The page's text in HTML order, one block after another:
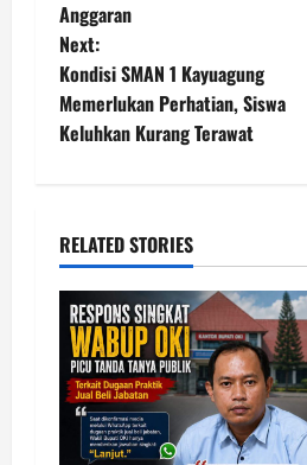
t
n
a
i
g
a
t
Anggaran
Next:
Kondisi SMAN 1 Kayuagung
Memerlukan Perhatian, Siswa
Keluhkan Kurang Terawat
RELATED STORIES